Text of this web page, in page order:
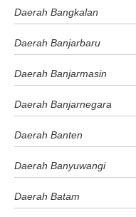
Daerah Bangkalan
Daerah Banjarbaru
Daerah Banjarmasin
Daerah Banjarnegara
Daerah Banten
Daerah Banyuwangi
Daerah Batam